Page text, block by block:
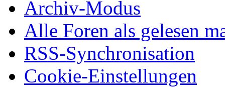
Archiv-Modus
Alle Foren als gelesen
RSS-Synchronisation
Cookie-Einstellungen